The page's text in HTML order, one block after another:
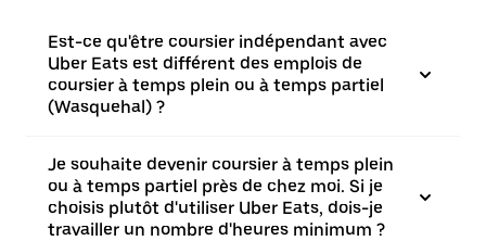
Est-ce qu'être coursier indépendant avec
Uber Eats est différent des emplois de
coursier à temps plein ou à temps partiel
(Wasquehal) ?
Je souhaite devenir coursier à temps plein
ou à temps partiel près de chez moi. Si je
choisis plutôt d'utiliser Uber Eats, dois-je
travailler un nombre d'heures minimum ?